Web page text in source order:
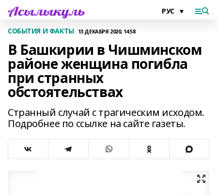
СОБЫТИЯ И ФАКТЫ 13 ДЕКАБРЯ 2020, 14:58
В Башкирии в Чишминском
районе женщина погибла
при странных
обстоятельствах
Странный случай с трагическим исходом.
Подробнее по ссылке на сайте газеты.